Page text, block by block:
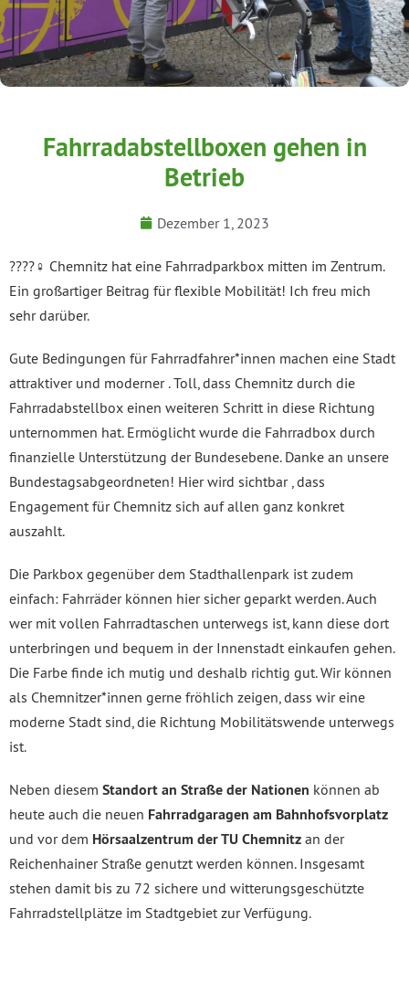
Fahrradabstellboxen gehen in
Betrieb
Dezember 1, 2023
????‍♀️ Chemnitz hat eine Fahrradparkbox mitten im Zentrum.
Ein großartiger Beitrag für flexible Mobilität! Ich freu mich
sehr darüber.
Gute Bedingungen für Fahrradfahrer*innen machen eine Stadt
attraktiver und moderner . Toll, dass Chemnitz durch die
Fahrradabstellbox einen weiteren Schritt in diese Richtung
unternommen hat. Ermöglicht wurde die Fahrradbox durch
finanzielle Unterstützung der Bundesebene. Danke an unsere
Bundestagsabgeordneten! Hier wird sichtbar , dass
Engagement für Chemnitz sich auf allen ganz konkret
auszahlt.
Die Parkbox gegenüber dem Stadthallenpark ist zudem
einfach: Fahrräder können hier sicher geparkt werden. Auch
wer mit vollen Fahrradtaschen unterwegs ist, kann diese dort
unterbringen und bequem in der Innenstadt einkaufen gehen.
Die Farbe finde ich mutig und deshalb richtig gut. Wir können
als Chemnitzer*innen gerne fröhlich zeigen, dass wir eine
moderne Stadt sind, die Richtung Mobilitätswende unterwegs
ist.
Neben diesem Standort an Straße der Nationen können ab
heute auch die neuen Fahrradgaragen am Bahnhofsvorplatz
und vor dem Hörsaalzentrum der TU Chemnitz an der
Reichenhainer Straße genutzt werden können. Insgesamt
stehen damit bis zu 72 sichere und witterungsgeschützte
Fahrradstellplätze im Stadtgebiet zur Verfügung.